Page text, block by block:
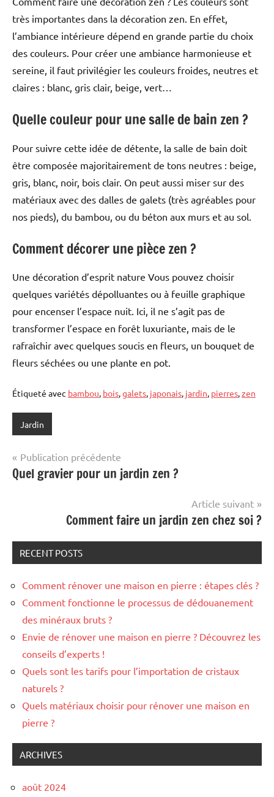
très importantes dans la décoration zen. En effet,
l’ambiance intérieure dépend en grande partie du choix
des couleurs. Pour créer une ambiance harmonieuse et
sereine, il faut privilégier les couleurs froides, neutres et
claires : blanc, gris clair, beige, vert…
Quelle couleur pour une salle de bain zen ?
Pour suivre cette idée de détente, la salle de bain doit
être composée majoritairement de tons neutres : beige,
gris, blanc, noir, bois clair. On peut aussi miser sur des
matériaux avec des dalles de galets (très agréables pour
nos pieds), du bambou, ou du béton aux murs et au sol.
Comment décorer une pièce zen ?
Une décoration d’esprit nature Vous pouvez choisir
quelques variétés dépolluantes ou à feuille graphique
pour encenser l’espace nuit. Ici, il ne s’agit pas de
transformer l’espace en forêt luxuriante, mais de le
rafraîchir avec quelques soucis en fleurs, un bouquet de
fleurs séchées ou une plante en pot.
Étiqueté avec bambou, bois,galets, japonais, jardin, pierres,zen
Jardin
Navigation
de
Publication précédente
Quel gravier pour un jardin zen ?
Article suivant
Comment faire un jardin zen chez soi ?
RECENT POSTS
Comment rénover une maison en pierre : étapes clés ?
Comment fonctionne le processus de dédouanement
des minéraux bruts ?
Envie de rénover une maison en pierre ? Découvrez les
conseils d’experts !
Quels sont les tarifs pour l’importation de cristaux
naturels ?
Quels matériaux choisir pour rénover une maison en
pierre ?
ARCHIVES
août 2024